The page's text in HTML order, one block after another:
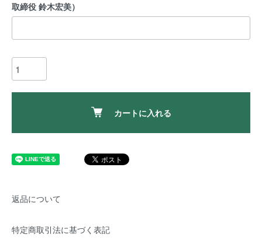
取締役 鈴木宏美）
カートに入れる
返品について
特定商取引法に基づく表記